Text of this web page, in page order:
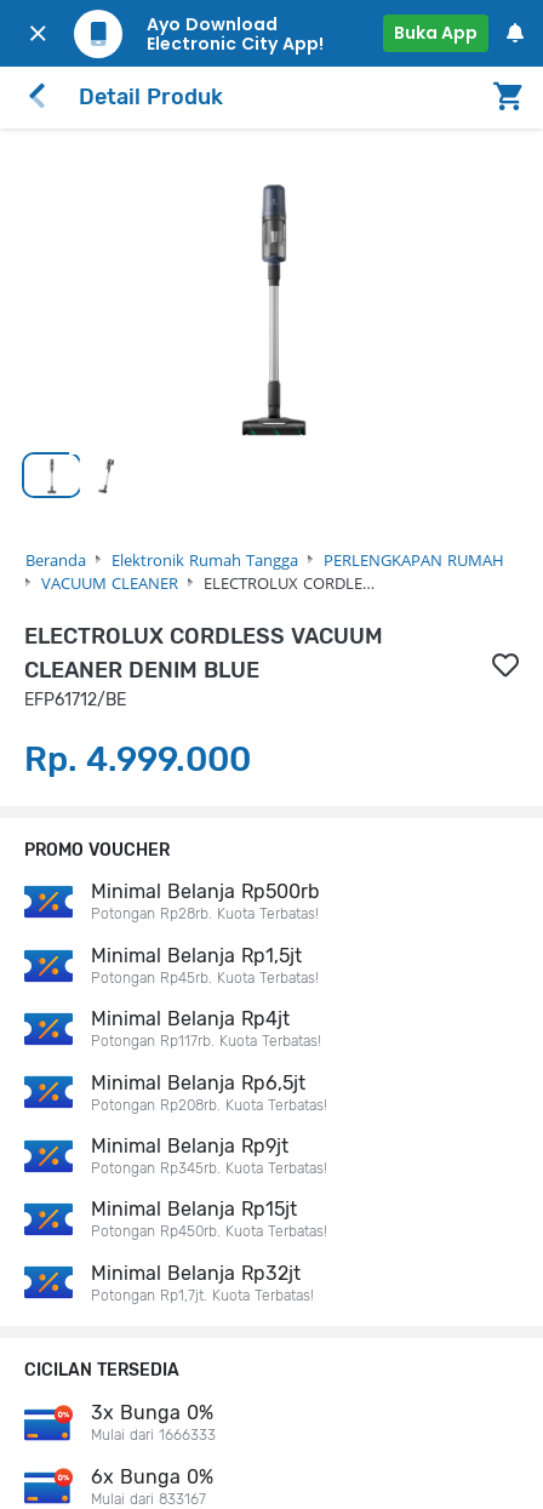
Ayo Download
Electronic City App!
Buka App
Detail Produk
Beranda Elektronik Rumah Tangga
PERLENGKAPAN RUMAH
VACUUM CLEANER
ELECTROLUX CORDLE…
ELECTROLUX CORDLESS VACUUM
CLEANER DENIM BLUE
EFP61712/BE
Rp. 4.999.000
PROMO VOUCHER
Minimal Belanja Rp500rb
Potongan Rp28rb. Kuota Terbatas!
Minimal Belanja Rp1,5jt
Potongan Rp45rb. Kuota Terbatas!
Minimal Belanja Rp4jt
Potongan Rp117rb. Kuota Terbatas!
Minimal Belanja Rp6,5jt
Potongan Rp208rb. Kuota Terbatas!
Minimal Belanja Rp9jt
Potongan Rp345rb. Kuota Terbatas!
Minimal Belanja Rp15jt
Potongan Rp450rb. Kuota Terbatas!
Minimal Belanja Rp32jt
Potongan Rp1,7jt. Kuota Terbatas!
CICILAN TERSEDIA
3x Bunga 0%
Mulai dari 1666333
6x Bunga 0%
Mulai dari 833167